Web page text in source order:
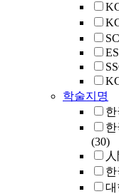
학술지명
(30)
대